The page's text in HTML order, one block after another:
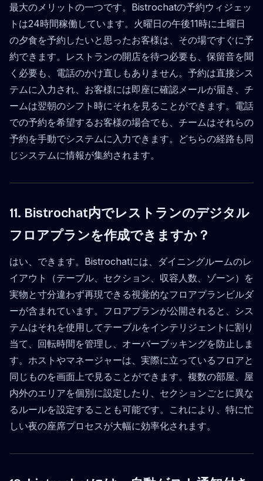
最大のメリットの一つです。Bistrochatの予約ウィジェッ
トは24時間稼働しています。火曜日の午後11時に土曜日
の夕食を予約したいと思ったお客様は、その場ですぐに予
約できます。レストランの開店を待つ必要も、保留音を聞
く必要も、電話のかけ直しもありません。予約は直接シス
テムに入力され、お客様には即座に確認メールが届き、チ
ームは翌朝のシフト時にそれを見ることができます。電話
での予約を希望するお客様の場合でも、チームはそれらの
予約を手動でシステムに入力できます。どちらの経路も同
じシステムに情報が集約されます。
11. Bistrochat内でレストランのデジタル
フロアプランを作成できますか？
はい、できます。Bistrochatには、ダイニングルームのレ
イアウト（テーブル、セクション、収容人数、ゾーン）を
実物と寸分違わず再現できる視覚的なフロアプランビルダ
ーが含まれています。フロアプランが公開されると、シス
テムはそれを使用してテーブルをインテリジェントに割り
当て、回転時間を管理し、オーバーブッキングを防止しま
す。ホストやマネージャーは、実際に立っているフロアと
同じものを画面上で見ることができます。複数の部屋、屋
内外のエリアを個別に設定したり、セクションごとに異な
るルールを設定することも可能です。これにより、特に忙
しい夜の座席プロセスが大幅に効率化されます。